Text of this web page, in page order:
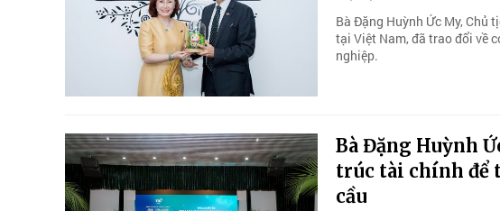
Bà Đặng Huỳnh Ức My, Chủ
tại Việt Nam, đã trao đổi về
nghiệp.
Bà Đặng Huỳnh
trúc tài chính để
cầu